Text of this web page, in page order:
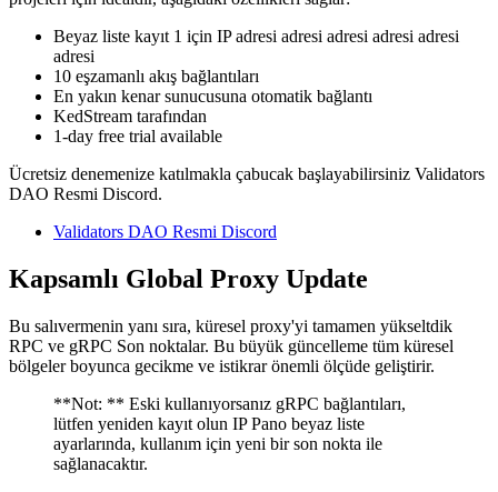
Beyaz liste kayıt 1 için IP adresi adresi adresi adresi adresi
adresi
10 eşzamanlı akış bağlantıları
En yakın kenar sunucusuna otomatik bağlantı
KedStream tarafından
1-day free trial available
Ücretsiz denemenize katılmakla çabucak başlayabilirsiniz Validators
DAO Resmi Discord.
Validators DAO Resmi Discord
Kapsamlı Global Proxy Update
Bu salıvermenin yanı sıra, küresel proxy'yi tamamen yükseltdik
RPC ve gRPC Son noktalar. Bu büyük güncelleme tüm küresel
bölgeler boyunca gecikme ve istikrar önemli ölçüde geliştirir.
**Not: ** Eski kullanıyorsanız gRPC bağlantıları,
lütfen yeniden kayıt olun IP Pano beyaz liste
ayarlarında, kullanım için yeni bir son nokta ile
sağlanacaktır.